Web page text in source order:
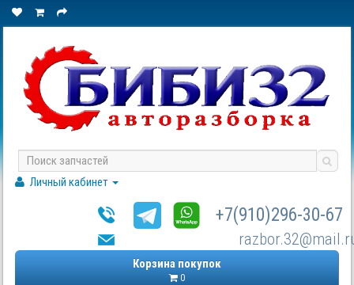
Личный кабинет
+7(910)296-30-67
Корзина покупок
0